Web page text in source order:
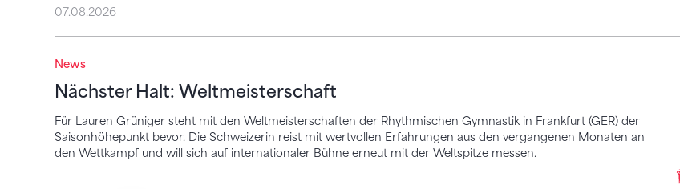
07.08.2026
News
Nächster Halt: Weltmeisterschaft
Für Lauren Grüniger steht mit den Weltmeisterschaften der Rhythmischen Gymnastik in Frankfurt (GER) der
Saisonhöhepunkt bevor. Die Schweizerin reist mit wertvollen Erfahrungen aus den vergangenen Monaten an
den Wettkampf und will sich auf internationaler Bühne erneut mit der Weltspitze messen.
Nächster Halt: Weltmeisterschaft